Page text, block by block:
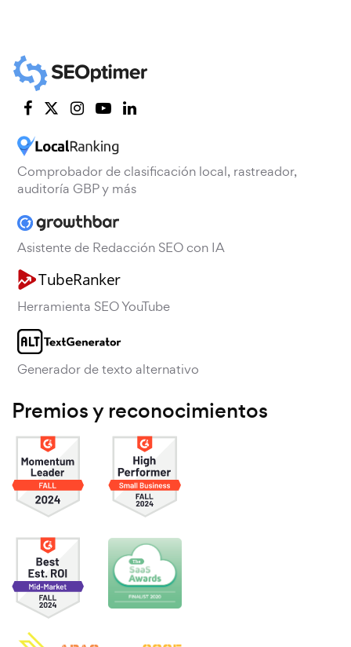
Comprobador de clasificación local, rastreador,
auditoría GBP y más
Asistente de Redacción SEO con IA
Herramienta SEO YouTube
Generador de texto alternativo
Premios y reconocimientos